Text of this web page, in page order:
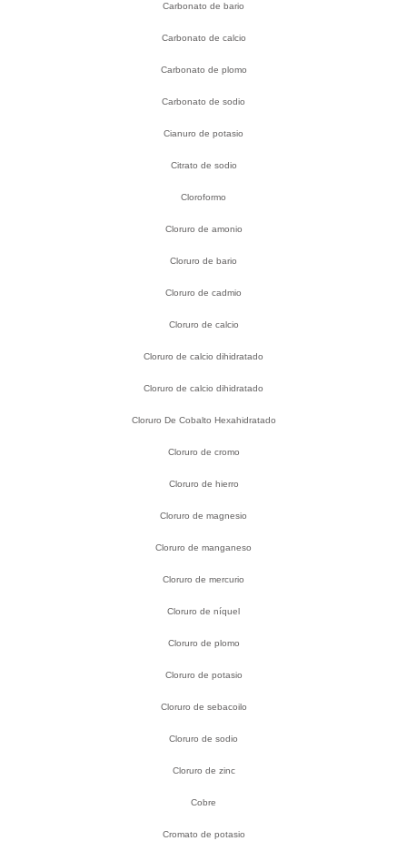
Carbonato de bario
Carbonato de calcio
Carbonato de plomo
Carbonato de sodio
Cianuro de potasio
Citrato de sodio
Cloroformo
Cloruro de amonio
Cloruro de bario
Cloruro de cadmio
Cloruro de calcio
Cloruro de calcio dihidratado
Cloruro de calcio dihidratado
Cloruro De Cobalto Hexahidratado
Cloruro de cromo
Cloruro de hierro
Cloruro de magnesio
Cloruro de manganeso
Cloruro de mercurio
Cloruro de níquel
Cloruro de plomo
Cloruro de potasio
Cloruro de sebacoilo
Cloruro de sodio
Cloruro de zinc
Cobre
Cromato de potasio